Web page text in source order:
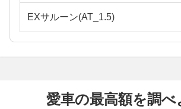
EXサルーン(AT_1.5)
愛車の最高額を調べ